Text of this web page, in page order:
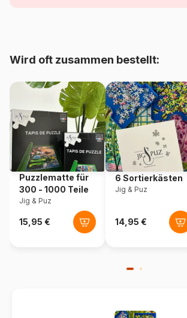
Artikelnummer Magnolia-
EAN
Teileanzahl 1000 Teile
Maße 68 x 48 cm
Wird oft zusammen bestellt:
Puzzlematte für
300 - 1000 Teile
Jig & Puz
6 Sortierkästen
Jig & Puz